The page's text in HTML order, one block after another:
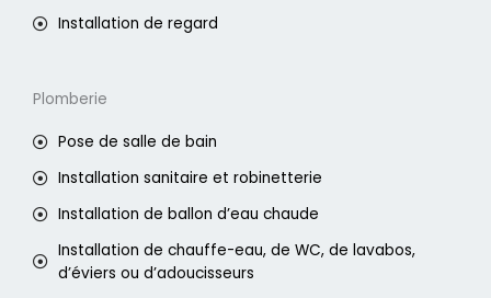
Installation de regard
Plomberie
Pose de salle de bain
Installation sanitaire et robinetterie
Installation de ballon d’eau chaude
Installation de chauffe-eau, de WC, de lavabos,
d’éviers ou d’adoucisseurs